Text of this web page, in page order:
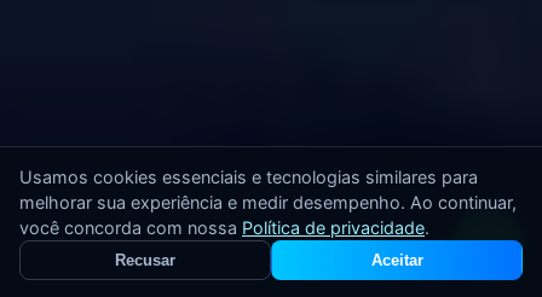
Usamos cookies essenciais e tecnologias similares para
melhorar sua experiência e medir desempenho. Ao continuar,
você concorda com nossa Política de privacidade.
Recusar Aceitar